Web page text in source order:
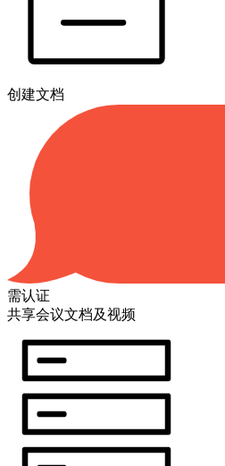
创建文档
需认证
共享会议文档及视频